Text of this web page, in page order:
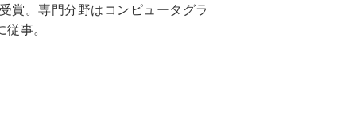
賞。専門分野はコンピュータグラ
事。